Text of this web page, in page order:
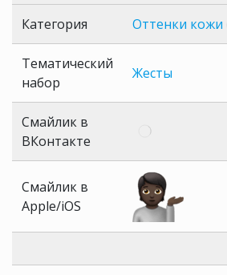
Категория Оттенки кожи
Тематический
набор
Жесты
Смайлик в
ВКонтакте
Смайлик в
Apple/iOS